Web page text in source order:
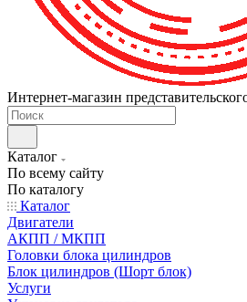
Интернет-магазин
Каталог
По всему сайту
По каталогу
Каталог
Двигатели
АКПП / МКПП
Головки блока цилиндров
Блок цилиндров (Шорт блок)
Услуги